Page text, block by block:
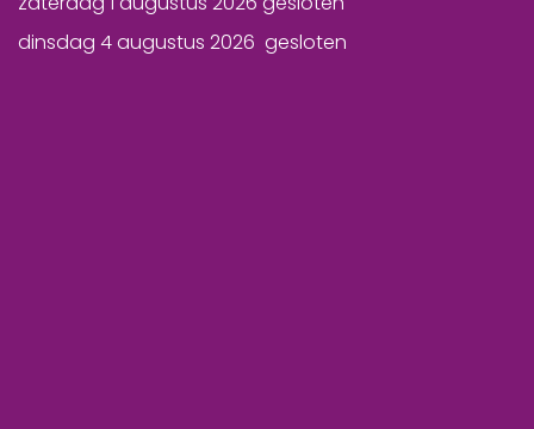
dinsdag 4 augustus 2026 gesloten